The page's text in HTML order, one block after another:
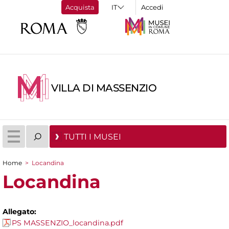
Acquista Accedi
VILLA DI MASSENZIO
TUTTI I MUSEI
Tu sei qui
Home > Locandina
Locandina
Allegato:
PS MASSENZIO_locandina.pdf